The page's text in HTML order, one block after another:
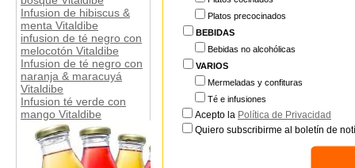
Infusion de hibiscus &
menta Vitaldibe
infusion de té negro con
melocotón Vitaldibe
Infusion de té negro con
naranja & maracuyá
Vitaldibe
Infusion té verde con
mango Vitaldibe
Platos precocinados
BEBIDAS
Bebidas no alcohólicas
VARIOS
Mermeladas y confituras
Té e infusiones
Acepto la Política de Privacidad
Quiero subscribirme al boletín de